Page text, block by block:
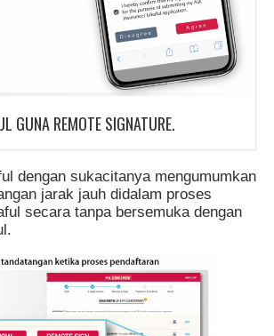
GUNA REMOTE SIGNATURE.
dengan sukacitanya mengumumkan
jarak jauh didalam proses
secara tanpa bersemuka dengan